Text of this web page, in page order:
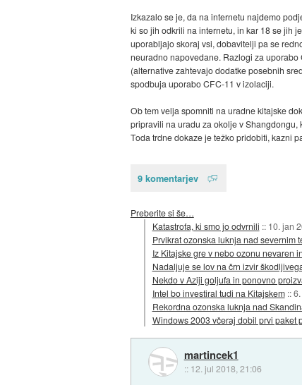
Izkazalo se je, da na internetu najdemo
ki so jih odkrili na internetu, in kar 18 se jih
uporabljajo skoraj vsi, dobavitelji pa se
neuradno napovedane. Razlogi za
(alternative zahtevajo dodatke posebnih
spodbuja uporabo CFC-11 v izolaciji.
Ob tem velja spomniti na uradne kitajske
pripravili na uradu za okolje v
Toda trdne dokaze je težko pridobiti, kazni
9 komentarjev
Preberite si še…
Katastrofa, ki smo jo odvrnili :: 10. jan
Prvikrat ozonska luknja nad severnim
Iz Kitajske gre v nebo ozonu nevaren
Nadaljuje se lov na črn izvir
Nekdo v Aziji goljufa in ponovno
Intel bo investiral tudi na Kitajskem ::
Rekordna ozonska luknja nad
Windows 2003 včeraj dobil prvi paket
martincek1
:: 12. jul 2018, 21:06